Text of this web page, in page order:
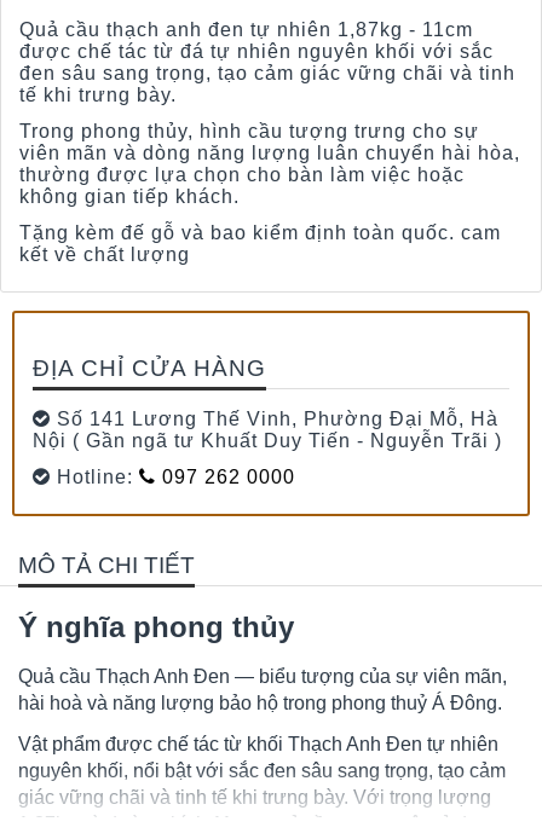
Quả cầu thạch anh đen tự nhiên 1,87kg - 11cm
được chế tác từ đá tự nhiên nguyên khối với sắc
đen sâu sang trọng, tạo cảm giác vững chãi và tinh
tế khi trưng bày.
Trong phong thủy, hình cầu tượng trưng cho sự
viên mãn và dòng năng lượng luân chuyển hài hòa,
thường được lựa chọn cho bàn làm việc hoặc
không gian tiếp khách.
Tặng kèm đế gỗ và bao kiểm định toàn quốc. cam
kết về chất lượng
ĐỊA CHỈ CỬA HÀNG
Số 141 Lương Thế Vinh, Phường Đại Mỗ, Hà
Nội ( Gần ngã tư Khuất Duy Tiến - Nguyễn Trãi )
Hotline:
097 262 0000
MÔ TẢ CHI TIẾT
Ý nghĩa phong thủy
Quả cầu Thạch Anh Đen — biểu tượng của sự viên mãn,
hài hoà và năng lượng bảo hộ trong phong thuỷ Á Đông.
Vật phẩm được chế tác từ khối Thạch Anh Đen tự nhiên
nguyên khối, nổi bật với sắc đen sâu sang trọng, tạo cảm
giác vững chãi và tinh tế khi trưng bày. Với trọng lượng
1,87kg và đường kính 11cm, quả cầu mang một vẻ đẹp uy